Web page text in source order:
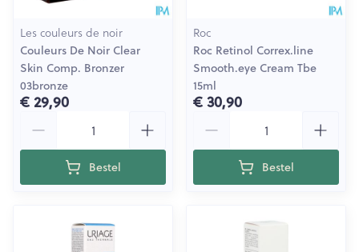
Les couleurs de noir
Couleurs De Noir Clear
Skin Comp. Bronzer
03bronze
€ 29,90
Bestel
Roc
Roc Retinol Correx.line
Smooth.eye Cream Tbe
15ml
€ 30,90
Bestel